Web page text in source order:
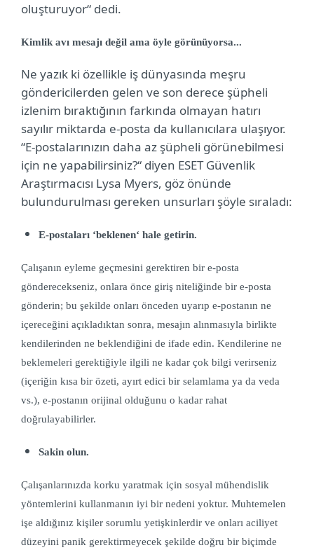
oluşturuyor“ dedi.
Kimlik avı mesajı değil ama öyle görünüyorsa...
Ne yazık ki özellikle iş dünyasında meşru
göndericilerden gelen ve son derece şüpheli
izlenim bıraktığının farkında olmayan hatırı
sayılır miktarda e-posta da kullanıcılara ulaşıyor.
“E-postalarınızın daha az şüpheli görünebilmesi
için ne yapabilirsiniz?“ diyen ESET Güvenlik
Araştırmacısı Lysa Myers, göz önünde
bulundurulması gereken unsurları şöyle sıraladı:
E-postaları ‘beklenen‘ hale getirin.
Çalışanın eyleme geçmesini gerektiren bir e-posta
gönderecekseniz, onlara önce giriş niteliğinde bir e-posta
gönderin; bu şekilde onları önceden uyarıp e-postanın ne
içereceğini açıkladıktan sonra, mesajın alınmasıyla birlikte
kendilerinden ne beklendiğini de ifade edin. Kendilerine ne
beklemeleri gerektiğiyle ilgili ne kadar çok bilgi verirseniz
(içeriğin kısa bir özeti, ayırt edici bir selamlama ya da veda
vs.), e-postanın orijinal olduğunu o kadar rahat
doğrulayabilirler.
Sakin olun.
Çalışanlarınızda korku yaratmak için sosyal mühendislik
yöntemlerini kullanmanın iyi bir nedeni yoktur. Muhtemelen
işe aldığınız kişiler sorumlu yetişkinlerdir ve onları aciliyet
düzeyini panik gerektirmeyecek şekilde doğru bir biçimde